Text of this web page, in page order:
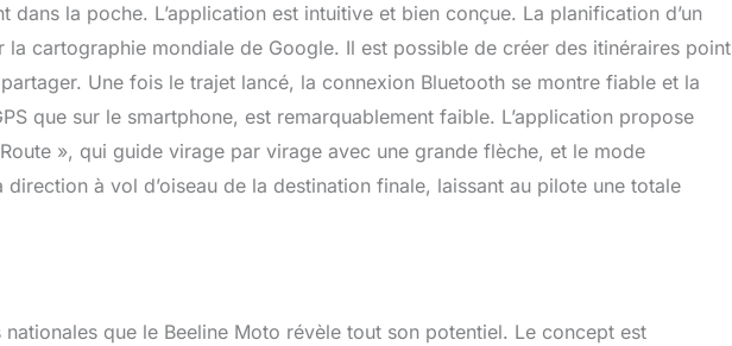
dans la poche. L’application est intuitive et bien conçue. La planification d’un
la cartographie mondiale de Google. Il est possible de créer des itinéraires point
Une fois le trajet lancé, la connexion Bluetooth se montre fiable et la
que sur le smartphone, est remarquablement faible. L’application propose
», qui guide virage par virage avec une grande flèche, et le mode
à vol d’oiseau de la destination finale, laissant au pilote une totale
nationales que le Beeline Moto révèle tout son potentiel. Le concept est